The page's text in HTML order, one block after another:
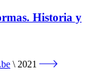
Historia y
2021